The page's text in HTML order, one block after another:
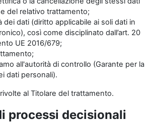
del relativo trattamento;
dei dati (diritto applicabile ai soli dati in
così come disciplinato dall’art. 20
UE 2016/679;
all'autorità di controllo (Garante per la
dati personali).
al Titolare del trattamento.
processi decisionali